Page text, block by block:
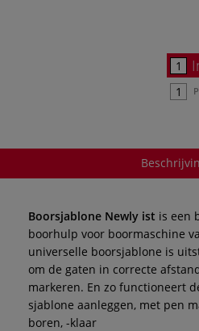
Boorsjablone Newly ist is een
boorhulp voor boormaschine
universelle boorsjablone is
om de gaten in correcte
markeren. En zo functioneert
sjablone aanleggen, met pen
boren, -klaar